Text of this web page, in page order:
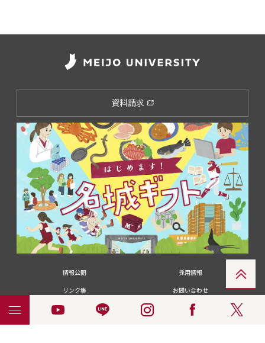
資料請求
情報公開
採用情報
リンク集
お問い合わせ
メディアの皆さま
卒業生の皆さま